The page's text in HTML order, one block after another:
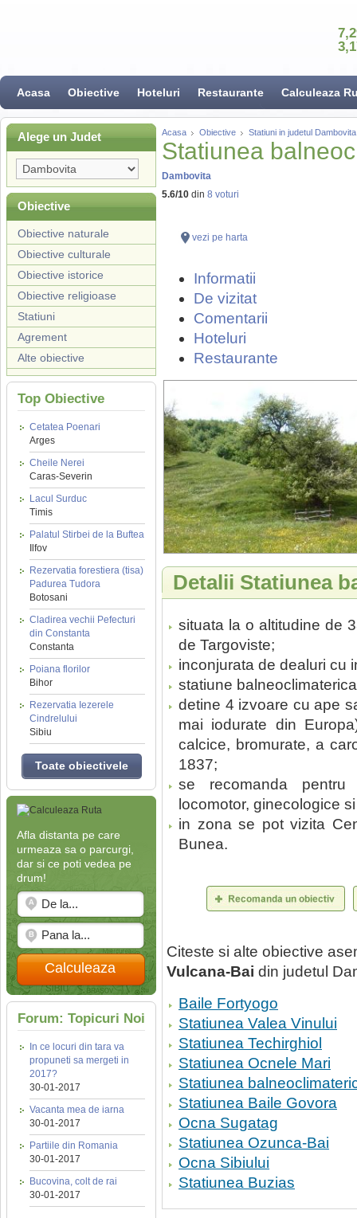
Acasa Obiective Hoteluri Restaurante Calculeaza
Alege un Judet
Obiective
Obiective naturale
Obiective culturale
Obiective istorice
Obiective religioase
Statiuni
Agrement
Alte obiective
Top Obiective
Cetatea Poenari
Arges
Cheile Nerei
Caras-Severin
Lacul Surduc
Timis
Palatul Stirbei de la Buftea
Ilfov
Rezervatia forestiera (tisa)
Padurea Tudora
Botosani
Cladirea vechii Pefecturi
din Constanta
Constanta
Poiana florilor
Bihor
Rezervatia Iezerele
Cindrelului
Sibiu
Toate obiectivele
Afla distanta pe care
urmeaza sa o parcurgi,
dar si ce poti vedea pe
drum!
Calculeaza
Forum: Topicuri Noi
In ce locuri din tara va
propuneti sa mergeti in
2017?
30-01-2017
Vacanta mea de iarna
30-01-2017
Partiile din Romania
30-01-2017
Bucovina, colt de rai
30-01-2017
Acasa Obiective Statiuni in judetul Dambovita
Statiunea
Dambovita
5.6/10 din 8 voturi
vezi pe harta
Informatii
De vizitat
Comentarii
Hoteluri
Restaurante
Detalii Statiunea
situata la o altitudine de
de Targoviste;
inconjurata de dealuri cu
statiune
detine 4 izvoare cu ape
mai iodurate din
calcice, bromurate, a
1837;
se recomanda pentru
locomotor, ginecologice
in zona se pot vizita
Bunea.
Citeste si alte obiective
Vulcana-Bai din judetul
Baile Fortyogo
Statiunea Valea Vinului
Statiunea Techirghiol
Statiunea Ocnele Mari
Statiunea
Statiunea Baile Govora
Ocna Sugatag
Statiunea Ozunca-Bai
Ocna Sibiului
Statiunea Buzias